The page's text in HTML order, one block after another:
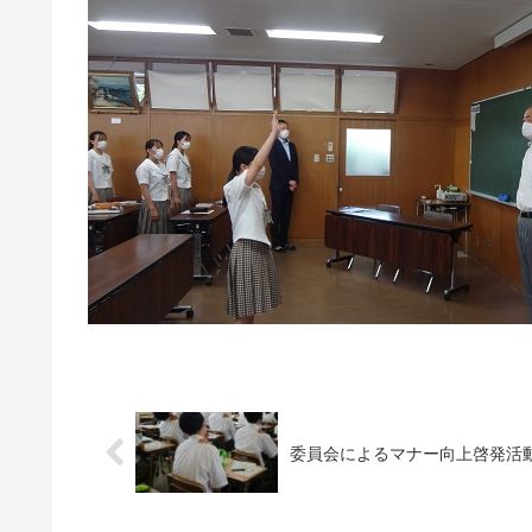
委員会によるマナー向上啓発活